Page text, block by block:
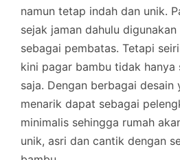
namun tetap indah dan unik.
sejak jaman dahulu
sebagai pembatas. Tetapi
kini pagar bambu tidak hanya
saja. Dengan berbagai desain
menarik dapat sebagai
minimalis sehingga rumah
unik, asri dan cantik dengan